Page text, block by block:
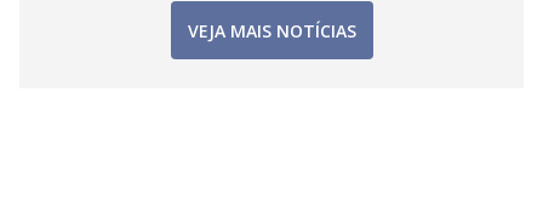
VEJA MAIS NOTÍCIAS